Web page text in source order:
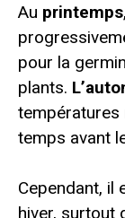
Au printemps
pour la
plants.
températures
temps avant
Cependant, il
hiver, surtout